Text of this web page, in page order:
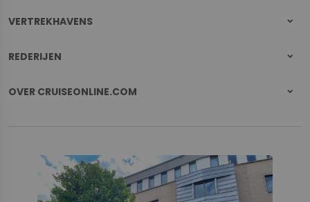
VERTREKHAVENS
REDERIJEN
OVER CRUISEONLINE.COM